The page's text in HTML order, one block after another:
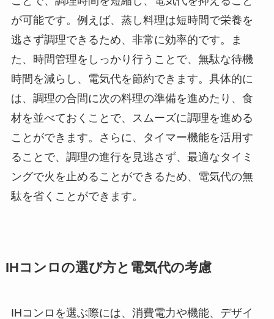
が可能です。例えば、蒸し料理は短時間で栄養を
逃さず調理できるため、非常に効率的です。ま
た、時間管理をしっかり行うことで、無駄な待機
時間を減らし、電気代を節約できます。具体的に
は、調理の合間に次の料理の準備を進めたり、食
材を並べておくことで、スムーズに調理を進める
ことができます。さらに、タイマー機能を活用す
ることで、調理の進行を見逃さず、最適なタイミ
ングで火を止めることができるため、電気代の無
駄を省くことができます。
IHコンロの選び方と電気代の考慮
IHコンロを選ぶ際には、消費電力や機能、デザイ